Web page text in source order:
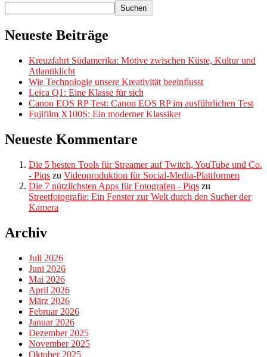
Suchen
Neueste Beiträge
Kreuzfahrt Südamerika: Motive zwischen Küste, Kultur und
Atlantiklicht
Wie Technologie unsere Kreativität beeinflusst
Leica Q1: Eine Klasse für sich
Canon EOS RP Test: Canon EOS RP im ausführlichen Test
Fujifilm X100S: Ein moderner Klassiker
Neueste Kommentare
Die 5 besten Tools für Streamer auf Twitch, YouTube und Co.
- Piqs zu Videoproduktion für Social-Media-Plattformen
Die 7 nützlichsten Apps für Fotografen - Piqs zu
Streetfotografie: Ein Fenster zur Welt durch den Sucher der
Kamera
Archiv
Juli 2026
Juni 2026
Mai 2026
April 2026
März 2026
Februar 2026
Januar 2026
Dezember 2025
November 2025
Oktober 2025